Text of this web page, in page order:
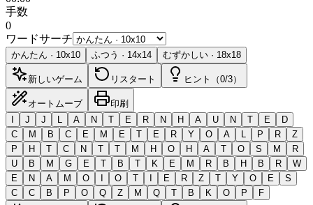
手数
0
ワードサーチ
かんたん · 10x10 ふつう · 14x14 むずかしい · 18x18
新しいゲーム リスタート ヒント（0/3）
オートムーブ
印刷
I
J J L A N T E R N H A U N T E
D
C
M B C E M E T E R Y O A L P R
Z
P
H T C N T T M H O H A T O S M
R
U
B M G E T B T K E M R B H B R
W
E
N A M O I O T I E R Z T Y O E
S
C
C B P O Q Z M Q T B K O P F